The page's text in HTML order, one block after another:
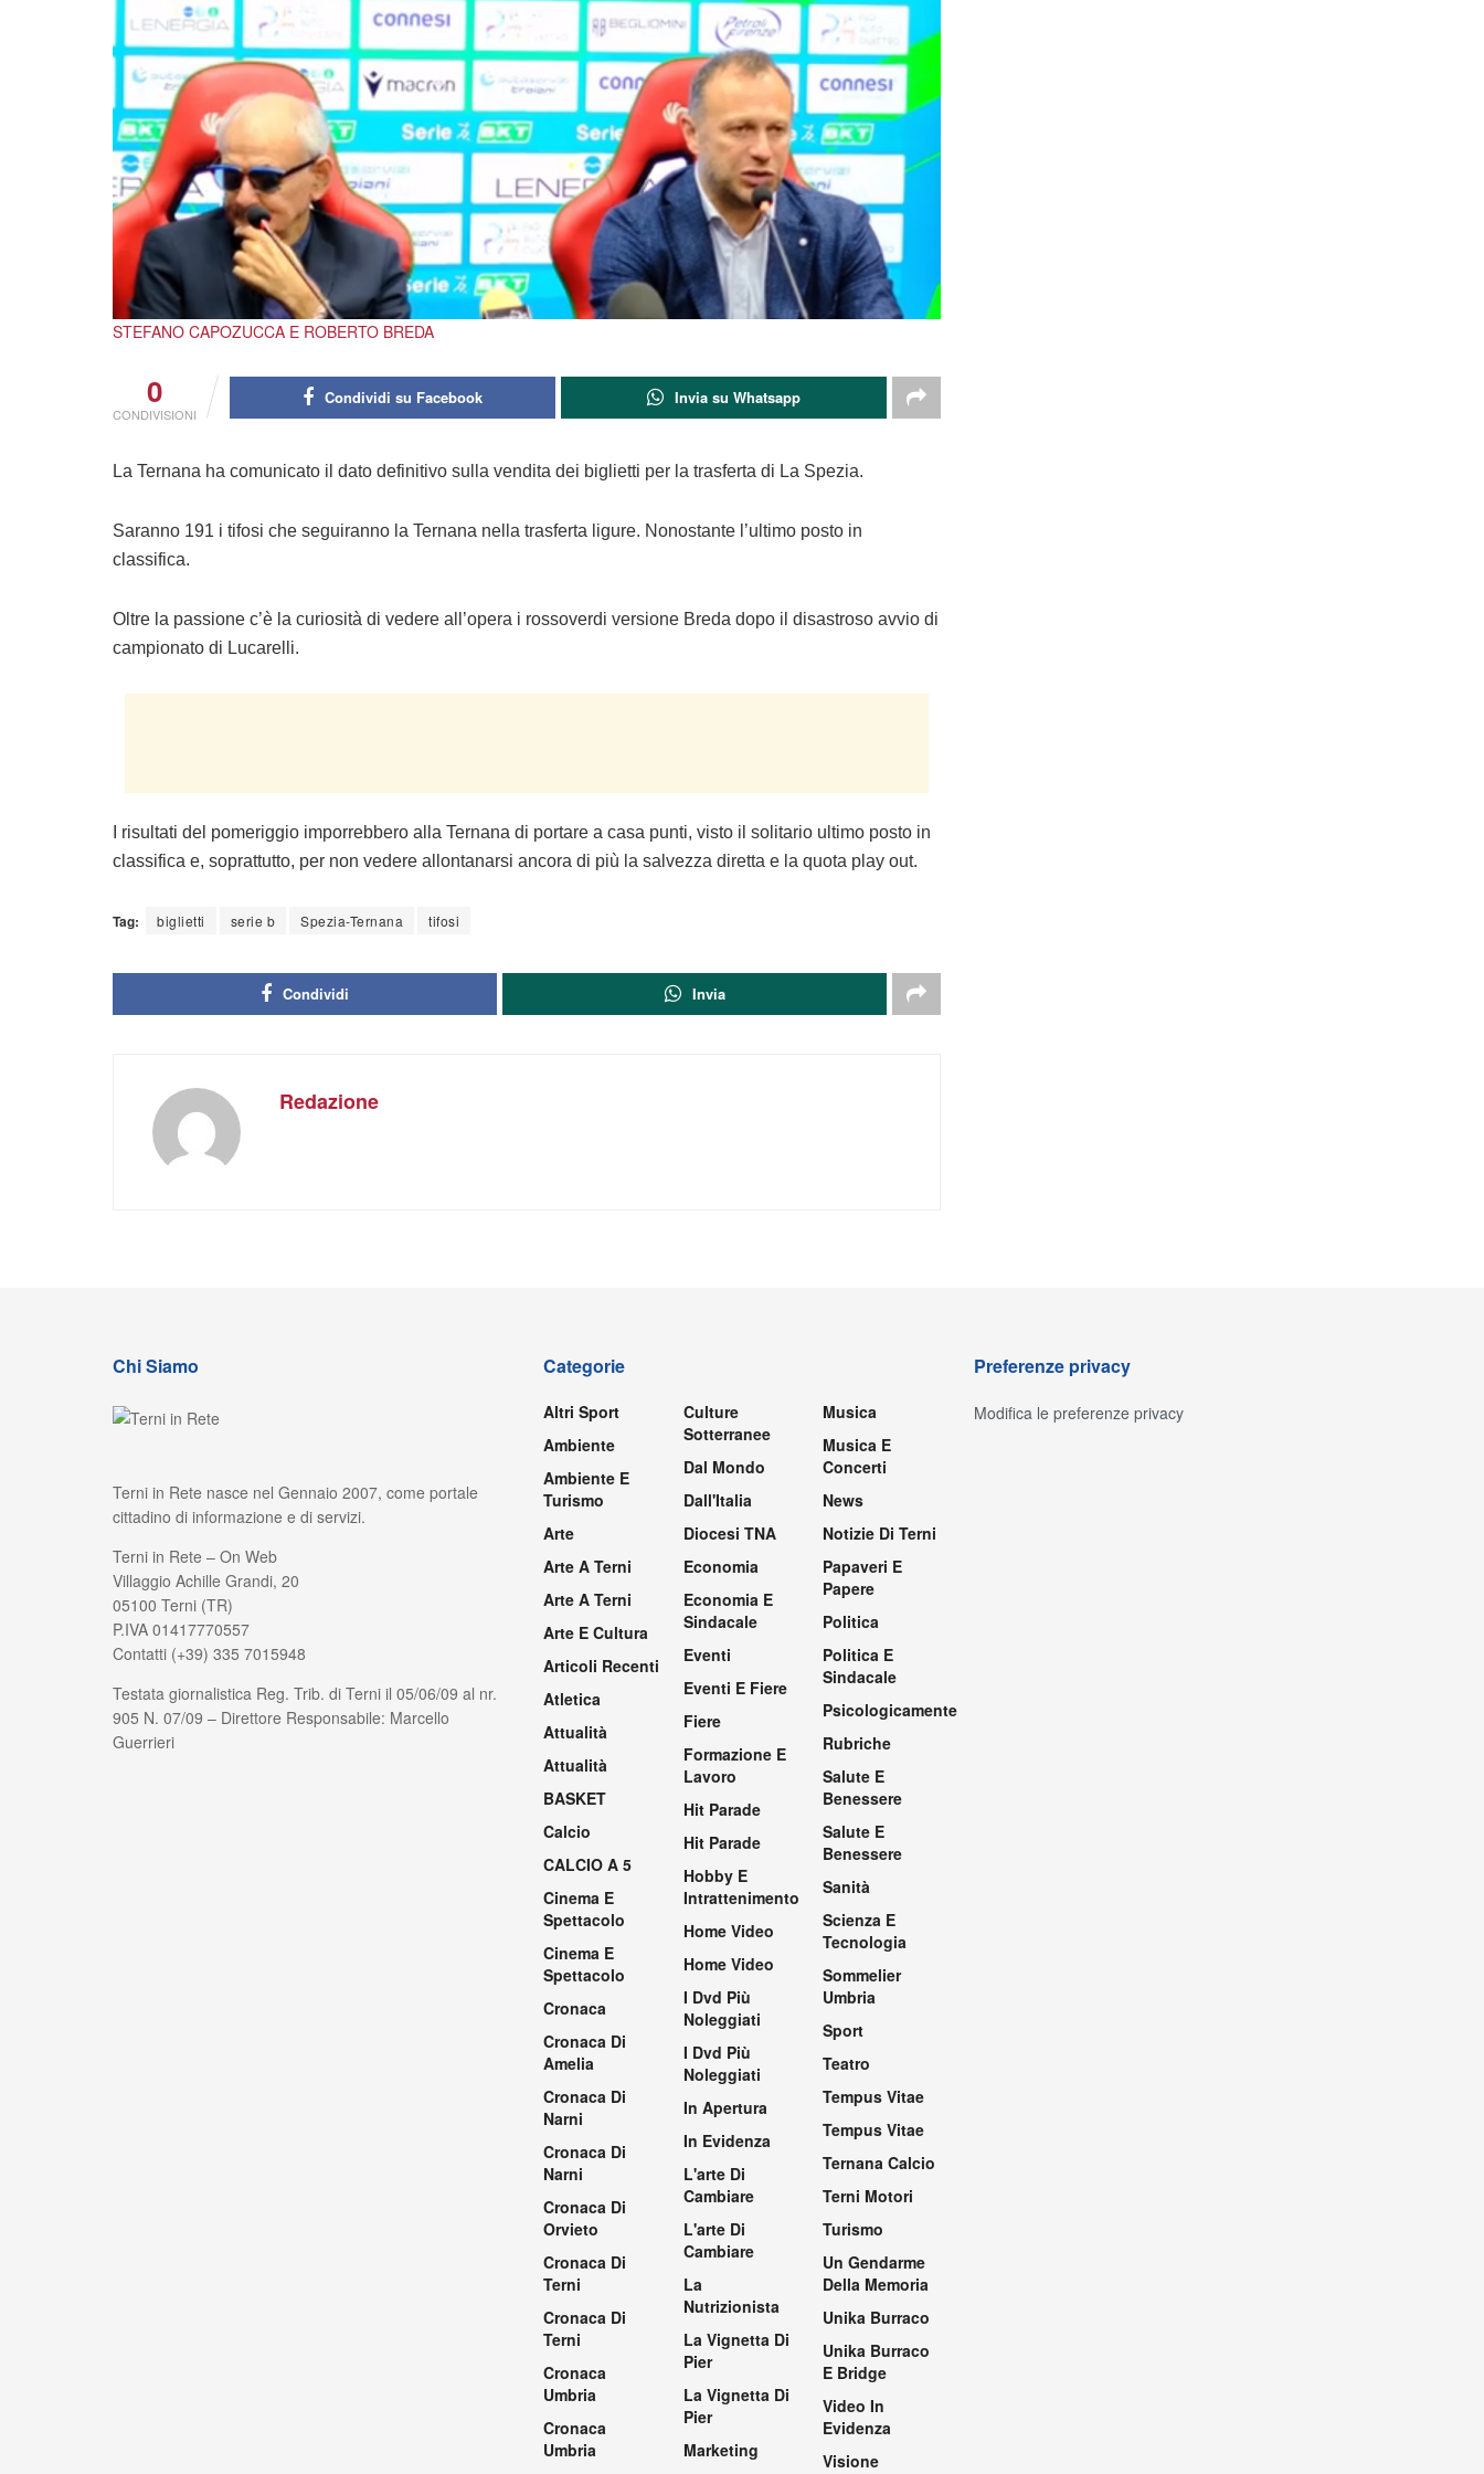
STEFANO CAPOZUCCA E ROBERTO BREDA
0
CONDIVISIONI
Condividi su Facebook Invia su Whatsapp
La Ternana ha comunicato il dato definitivo sulla vendita dei biglietti per la trasferta di La Spezia.
Saranno 191 i tifosi che seguiranno la Ternana nella trasferta ligure. Nonostante l’ultimo posto in
classifica.
Oltre la passione c’è la curiosità di vedere all’opera i rossoverdi versione Breda dopo il disastroso avvio di
campionato di Lucarelli.
I risultati del pomeriggio imporrebbero alla Ternana di portare a casa punti, visto il solitario ultimo posto in
classifica e, soprattutto, per non vedere allontanarsi ancora di più la salvezza diretta e la quota play out.
Tag: biglietti serie b Spezia-Ternana tifosi
Condividi Invia
Redazione
Chi Siamo
Terni in Rete nasce nel Gennaio 2007, come portale
cittadino di informazione e di servizi.
Terni in Rete – On Web
Villaggio Achille Grandi, 20
05100 Terni (TR)
P.IVA 01417770557
Contatti (+39) 335 7015948
Testata giornalistica Reg. Trib. di Terni il 05/06/09 al nr.
905 N. 07/09 – Direttore Responsabile: Marcello
Guerrieri
Categorie
Altri Sport
Ambiente
Ambiente E
Turismo
Arte
Arte A Terni
Arte A Terni
Arte E Cultura
Articoli Recenti
Atletica
Attualità
Attualità
BASKET
Calcio
CALCIO A 5
Cinema E
Spettacolo
Cinema E
Spettacolo
Cronaca
Cronaca Di
Amelia
Cronaca Di
Narni
Cronaca Di
Narni
Cronaca Di
Orvieto
Cronaca Di
Terni
Cronaca Di
Terni
Cronaca
Umbria
Cronaca
Umbria
Culture
Sotterranee
Dal Mondo
Dall'Italia
Diocesi TNA
Economia
Economia E
Sindacale
Eventi
Eventi E Fiere
Fiere
Formazione E
Lavoro
Hit Parade
Hit Parade
Hobby E
Intrattenimento
Home Video
Home Video
I Dvd Più
Noleggiati
I Dvd Più
Noleggiati
In Apertura
In Evidenza
L'arte Di
Cambiare
L'arte Di
Cambiare
La
Nutrizionista
La Vignetta Di
Pier
La Vignetta Di
Pier
Marketing
Musica
Musica E
Concerti
News
Notizie Di Terni
Papaveri E
Papere
Politica
Politica E
Sindacale
Psicologicamente
Rubriche
Salute E
Benessere
Salute E
Benessere
Sanità
Scienza E
Tecnologia
Sommelier
Umbria
Sport
Teatro
Tempus Vitae
Tempus Vitae
Ternana Calcio
Terni Motori
Turismo
Un Gendarme
Della Memoria
Unika Burraco
Unika Burraco
E Bridge
Video In
Evidenza
Visione
Preferenze privacy
Modifica le preferenze privacy